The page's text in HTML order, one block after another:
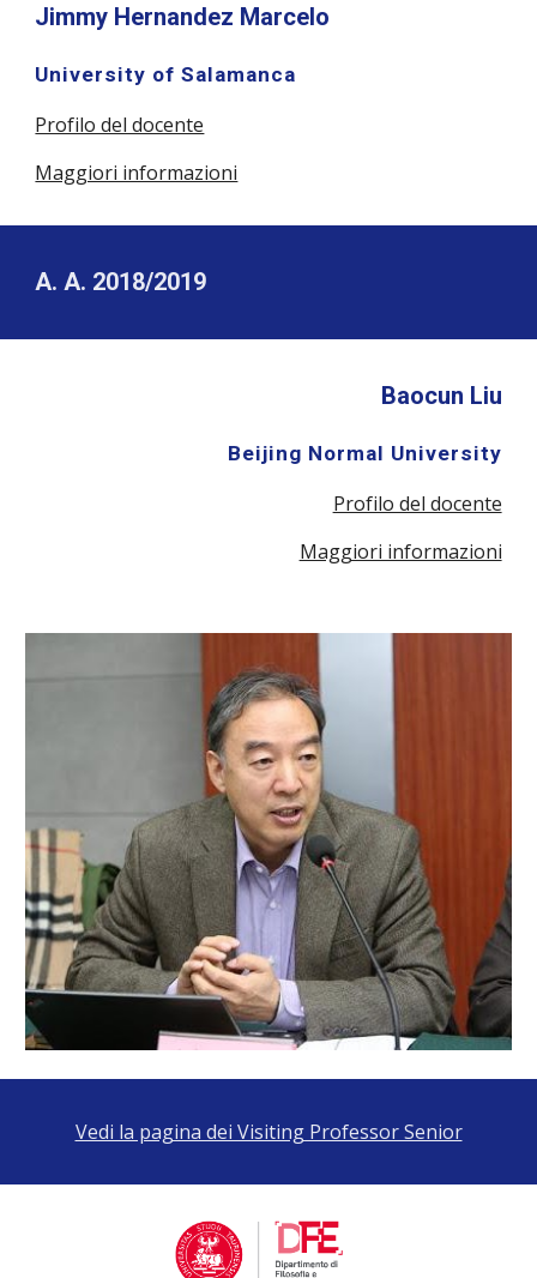
Jimmy Hernandez Marcelo
University of Salamanca
Profilo del docente
Maggiori informazioni
A. A. 2018/2019
Baocun Liu
Beijing Normal University
Profilo del docente
Maggiori informazioni
Vedi la pagina dei Visiting Professor Senior